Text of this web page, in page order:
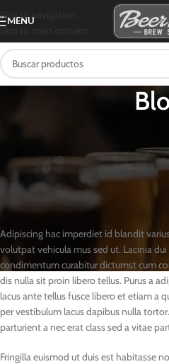
Skip to navigation
Skip to main content
MENU
Collar brings
Beerman INC On
Adipiscing hac imperdiet id blandit
volutpat vehicula mus sed ut. Lacinia
condimentum curabitur dictumst cum
dis nulla sit proin libero tellus. Purus a
lacus ante tellus fusce libero et etiam a
per vestibulum lacus dapibus nulla
parturient a nec erat class sed a vitae
Fringilla euismod ut duis est habitasse